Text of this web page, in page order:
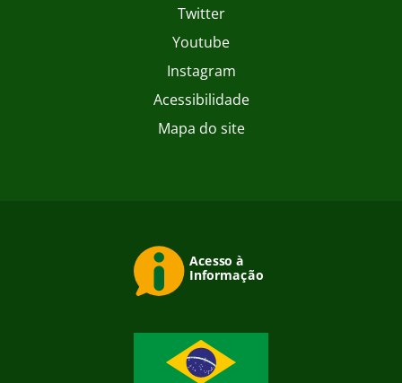
Twitter
Youtube
Instagram
Acessibilidade
Mapa do site